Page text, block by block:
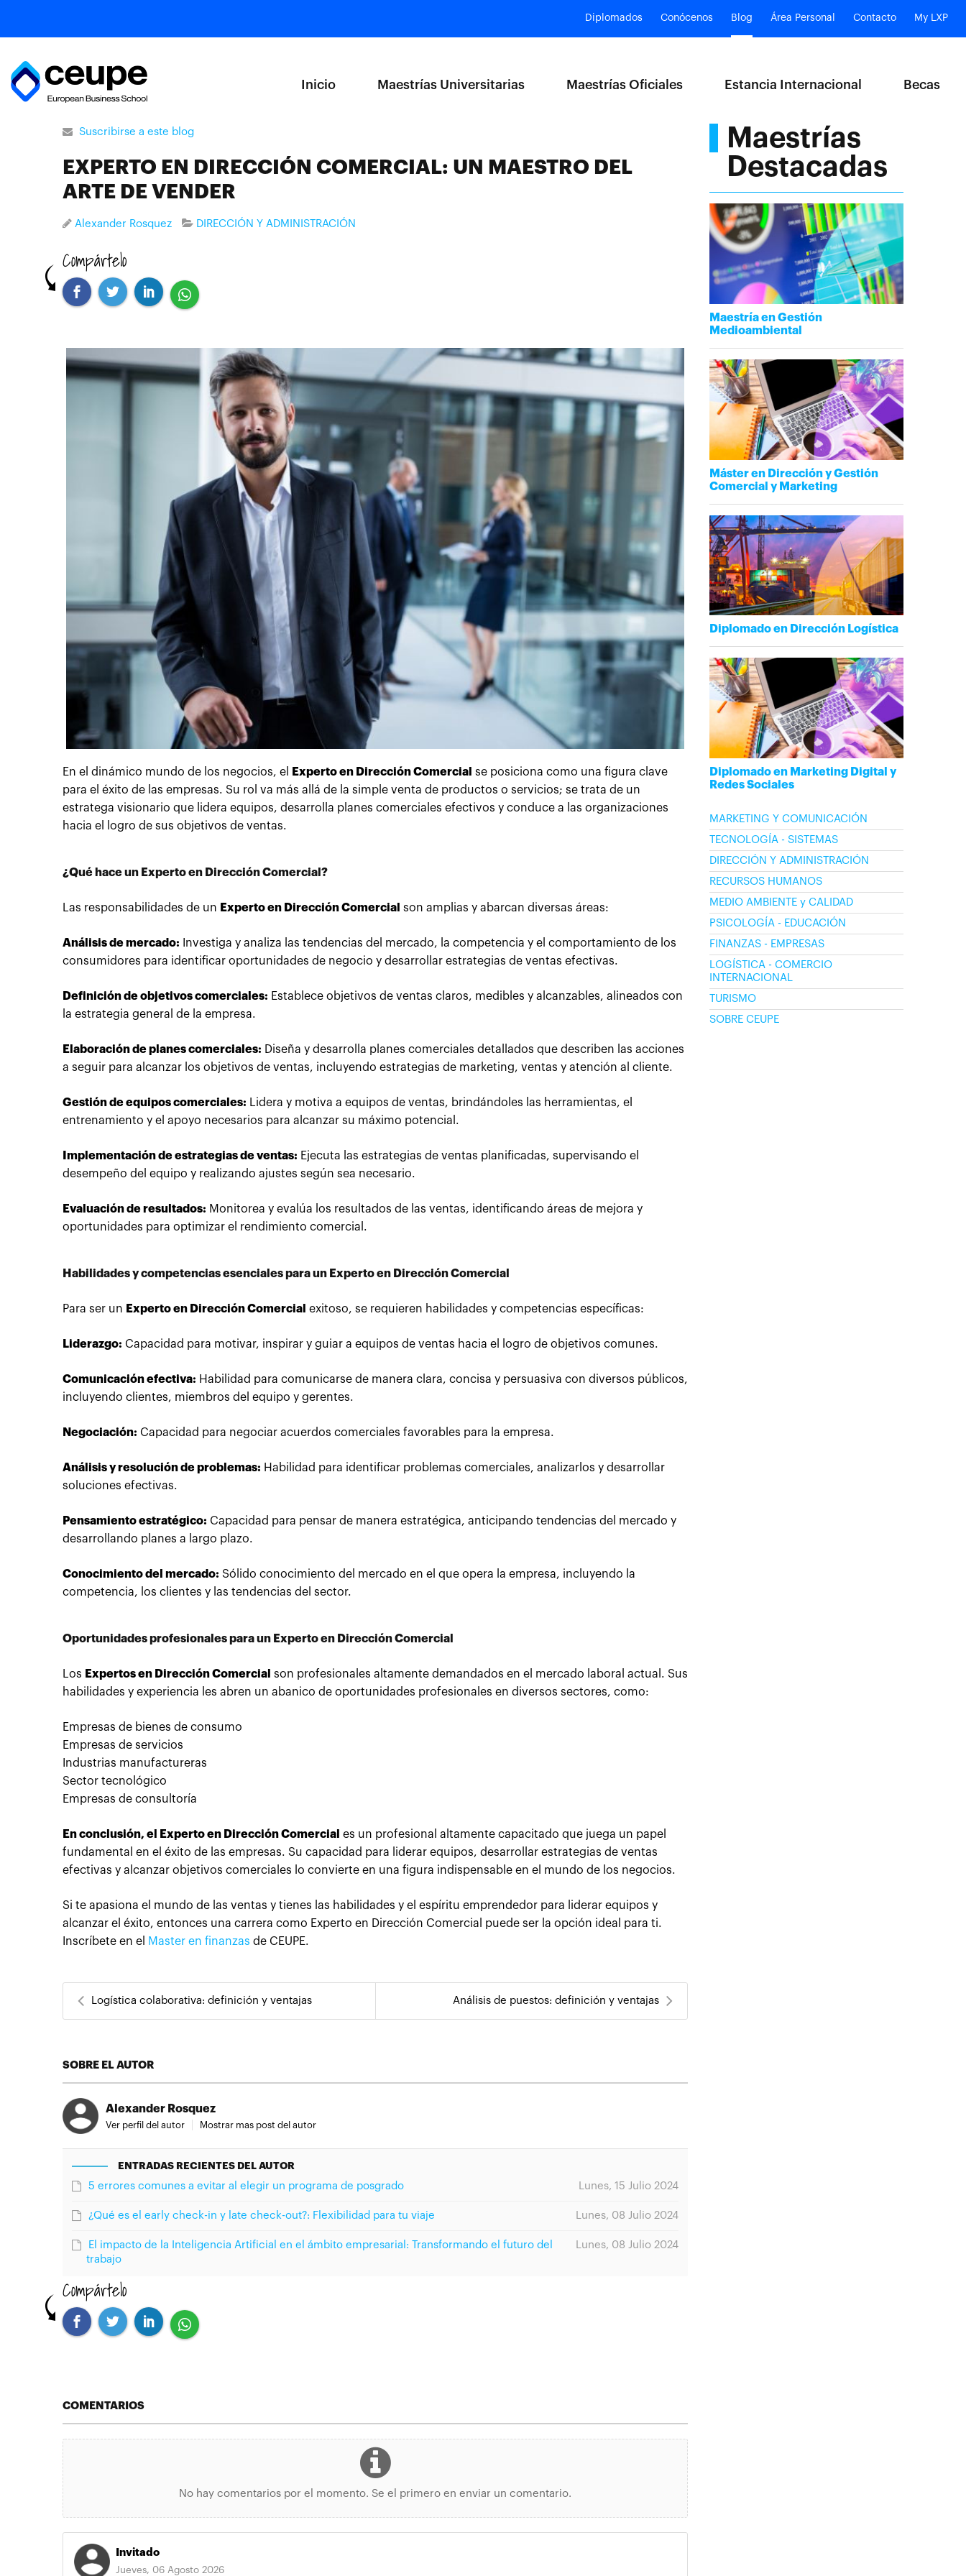
Diplomados Conócenos Blog Área Personal Contacto My LXP
Inicio Maestrías Universitarias Maestrías Oficiales Estancia Internacional Becas
Suscribirse a este blog
EXPERTO EN DIRECCIÓN COMERCIAL: UN MAESTRO DEL
ARTE DE VENDER
Alexander Rosquez DIRECCIÓN Y ADMINISTRACIÓN
Compártelo
En el dinámico mundo de los negocios, el Experto en Dirección Comercial se posiciona como una figura clave
para el éxito de las empresas. Su rol va más allá de la simple venta de productos o servicios; se trata de un
estratega visionario que lidera equipos, desarrolla planes comerciales efectivos y conduce a las organizaciones
hacia el logro de sus objetivos de ventas.
¿Qué hace un Experto en Dirección Comercial?
Las responsabilidades de un Experto en Dirección Comercial son amplias y abarcan diversas áreas:
Análisis de mercado: Investiga y analiza las tendencias del mercado, la competencia y el comportamiento de los
consumidores para identificar oportunidades de negocio y desarrollar estrategias de ventas efectivas.
Definición de objetivos comerciales: Establece objetivos de ventas claros, medibles y alcanzables, alineados con
la estrategia general de la empresa.
Elaboración de planes comerciales: Diseña y desarrolla planes comerciales detallados que describen las acciones
a seguir para alcanzar los objetivos de ventas, incluyendo estrategias de marketing, ventas y atención al cliente.
Gestión de equipos comerciales: Lidera y motiva a equipos de ventas, brindándoles las herramientas, el
entrenamiento y el apoyo necesarios para alcanzar su máximo potencial.
Implementación de estrategias de ventas: Ejecuta las estrategias de ventas planificadas, supervisando el
desempeño del equipo y realizando ajustes según sea necesario.
Evaluación de resultados: Monitorea y evalúa los resultados de las ventas, identificando áreas de mejora y
oportunidades para optimizar el rendimiento comercial.
Habilidades y competencias esenciales para un Experto en Dirección Comercial
Para ser un Experto en Dirección Comercial exitoso, se requieren habilidades y competencias específicas:
Liderazgo: Capacidad para motivar, inspirar y guiar a equipos de ventas hacia el logro de objetivos comunes.
Comunicación efectiva: Habilidad para comunicarse de manera clara, concisa y persuasiva con diversos públicos,
incluyendo clientes, miembros del equipo y gerentes.
Negociación: Capacidad para negociar acuerdos comerciales favorables para la empresa.
Análisis y resolución de problemas: Habilidad para identificar problemas comerciales, analizarlos y desarrollar
soluciones efectivas.
Pensamiento estratégico: Capacidad para pensar de manera estratégica, anticipando tendencias del mercado y
desarrollando planes a largo plazo.
Conocimiento del mercado: Sólido conocimiento del mercado en el que opera la empresa, incluyendo la
competencia, los clientes y las tendencias del sector.
Oportunidades profesionales para un Experto en Dirección Comercial
Los Expertos en Dirección Comercial son profesionales altamente demandados en el mercado laboral actual. Sus
habilidades y experiencia les abren un abanico de oportunidades profesionales en diversos sectores, como:
Empresas de bienes de consumo
Empresas de servicios
Industrias manufactureras
Sector tecnológico
Empresas de consultoría
En conclusión, el Experto en Dirección Comercial es un profesional altamente capacitado que juega un papel
fundamental en el éxito de las empresas. Su capacidad para liderar equipos, desarrollar estrategias de ventas
efectivas y alcanzar objetivos comerciales lo convierte en una figura indispensable en el mundo de los negocios.
Si te apasiona el mundo de las ventas y tienes las habilidades y el espíritu emprendedor para liderar equipos y
alcanzar el éxito, entonces una carrera como Experto en Dirección Comercial puede ser la opción ideal para ti.
Inscríbete en el
Master en finanzas de CEUPE.
Logística colaborativa: definición y ventajas Análisis de puestos: definición y ventajas
SOBRE EL AUTOR
Alexander Rosquez
Ver perfil del autor Mostrar mas post del autor
ENTRADAS RECIENTES DEL AUTOR
Lunes, 15 Julio 2024
5 errores comunes a evitar al elegir un programa de posgrado
Lunes, 08 Julio 2024
¿Qué es el early check-in y late check-out?: Flexibilidad para tu viaje
Lunes, 08 Julio 2024
El impacto de la Inteligencia Artificial en el ámbito empresarial: Transformando el futuro del
trabajo
Compártelo
COMENTARIOS
No hay comentarios por el momento. Se el primero en enviar un comentario.
Invitado
Jueves, 06 Agosto 2026
Maestrías
Destacadas
Maestría en Gestión
Medioambiental
Máster en Dirección y Gestión
Comercial y Marketing
Diplomado en Dirección Logística
Diplomado en Marketing Digital y
Redes Sociales
MARKETING Y COMUNICACIÓN
TECNOLOGÍA - SISTEMAS
DIRECCIÓN Y ADMINISTRACIÓN
RECURSOS HUMANOS
MEDIO AMBIENTE y CALIDAD
PSICOLOGÍA - EDUCACIÓN
FINANZAS - EMPRESAS
LOGÍSTICA - COMERCIO
INTERNACIONAL
TURISMO
SOBRE CEUPE